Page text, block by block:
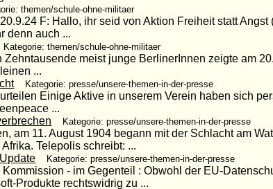
themen/schule-ohne-militaer
F: Hallo, ihr seid von Aktion Freiheit statt
denn auch ...
Kategorie: themen/schule-ohne-militaer
meist junge BerlinerInnen zeigte am
...
Kategorie: presse/unsere-themen-in-der-presse
Einige Aktive in unserem Verein haben sich
...
Kategorie: presse/unsere-themen-in-der-presse
am 11. August 1904 begann mit der Schlacht am
Telepolis schreibt: ...
Kategorie: presse/unsere-themen-in-der-presse
- im Gegenteil : Obwohl der EU-
Produkte rechtswidrig zu ...